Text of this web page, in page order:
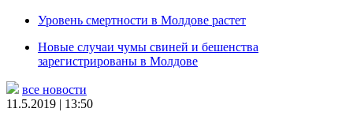
Уровень смертности в Молдове растет
Новые случаи чумы свиней и бешенства
зарегистрированы в Молдове
все новости
11.5.2019 | 13:50